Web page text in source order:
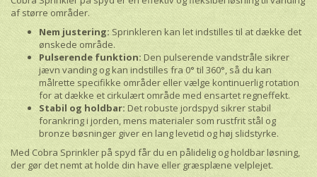
af større områder.
Nem justering: Sprinkleren kan let indstilles til at dække det
ønskede område.
Pulserende funktion: Den pulserende vandstråle sikrer
jævn vanding og kan indstilles fra 0° til 360°, så du kan
målrette specifikke områder eller vælge kontinuerlig rotation
for at dække et cirkulært område med ensartet regneffekt.
Stabil og holdbar: Det robuste jordspyd sikrer stabil
forankring i jorden, mens materialer som rustfrit stål og
bronze bøsninger giver en lang levetid og høj slidstyrke.
Med Cobra Sprinkler på spyd får du en pålidelig og holdbar løsning,
der gør det nemt at holde din have eller græsplæne velplejet.